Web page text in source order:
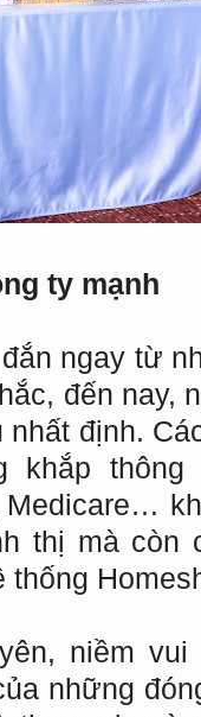
ty mạnh
ngay từ
đến nay,
định.
khắp
Medicare…
thị mà còn
thống
niềm
những